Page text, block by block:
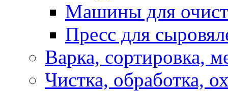
Машины для
Пресс для
Варка, сортировка,
Чистка, обработка,